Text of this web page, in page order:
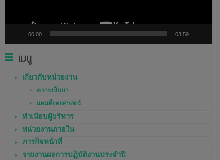
00:00 03:59
เมนู
เกี่ยวกับหน่วยงาน
ความเป็นมา
แผนที่ยุทธศาสตร์
ทำเนียบผู้บริหาร
หน่วยงานภายใน
ภารกิจหน้าที่
รายงานผลการปฏิบัติงานประจำปี